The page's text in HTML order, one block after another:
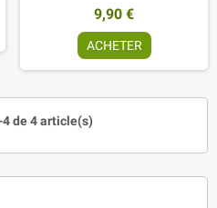
9,90 €
ACHETER
de 4 article(s)